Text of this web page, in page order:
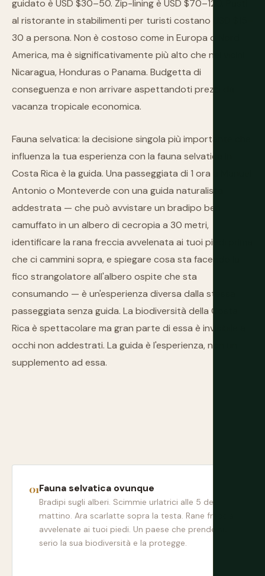
guidato è USD $30–50. Zip-lining è USD $70–120. Pasti
al ristorante in stabilimenti per turisti costano USD $15–
30 a persona. Non è costoso come in Europa o Nord
America, ma è significativamente più alto che nei vicini
Nicaragua, Honduras o Panama. Budgetta di
conseguenza e non arrivare aspettandoti prezzi da
vacanza tropicale economica.
Fauna selvatica: la decisione singola più importante che
influenza la tua esperienza con la fauna selvatica in
Costa Rica è la guida. Una passeggiata di 1 ora a Manuel
Antonio o Monteverde con una guida naturalista
addestrata — che può avvistare un bradipo ben
camuffato in un albero di cecropia a 30 metri,
identificare la rana freccia avvelenata ai tuoi piedi prima
che ci cammini sopra, e spiegare cosa sta facendo la
fico strangolatore all'albero ospite che sta
consumando — è un'esperienza diversa dalla stessa
passeggiata senza guida. La biodiversità della Costa
Rica è spettacolare ma gran parte di essa è invisibile a
occhi non addestrati. La guida è l'esperienza, non un
supplemento ad essa.
Fauna selvatica ovunque
Bradipi sugli alberi. Scimmie urlatrici alle 5 del
mattino. Ara scarlatte sopra la testa. Rane freccia
avvelenate ai tuoi piedi. Un paese che prende sul
serio la sua biodiversità e la protegge.